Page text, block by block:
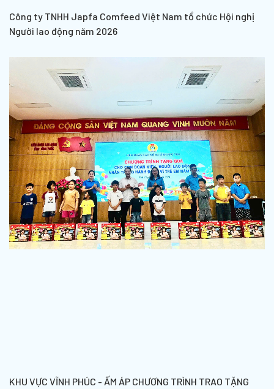
Công ty TNHH Japfa Comfeed Việt Nam tổ chức Hội nghị
Người lao động năm 2026
KHU VỰC VĨNH PHÚC - ẤM ÁP CHƯƠNG TRÌNH TRAO TẶNG